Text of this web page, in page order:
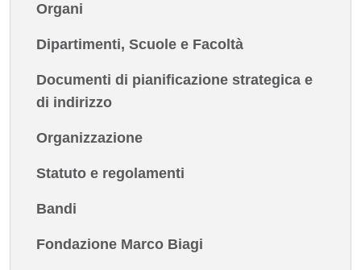
Organi
Dipartimenti, Scuole e Facoltà
Documenti di pianificazione strategica e
di indirizzo
Organizzazione
Statuto e regolamenti
Bandi
Fondazione Marco Biagi